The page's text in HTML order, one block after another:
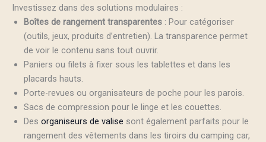
Investissez dans des solutions modulaires :
Boîtes de rangement transparentes : Pour catégoriser
(outils, jeux, produits d’entretien). La transparence permet
de voir le contenu sans tout ouvrir.
Paniers ou filets à fixer sous les tablettes et dans les
placards hauts.
Porte-revues ou organisateurs de poche pour les parois.
Sacs de compression pour le linge et les couettes.
Des organiseurs de valise sont également parfaits pour le
rangement des vêtements dans les tiroirs du camping car,